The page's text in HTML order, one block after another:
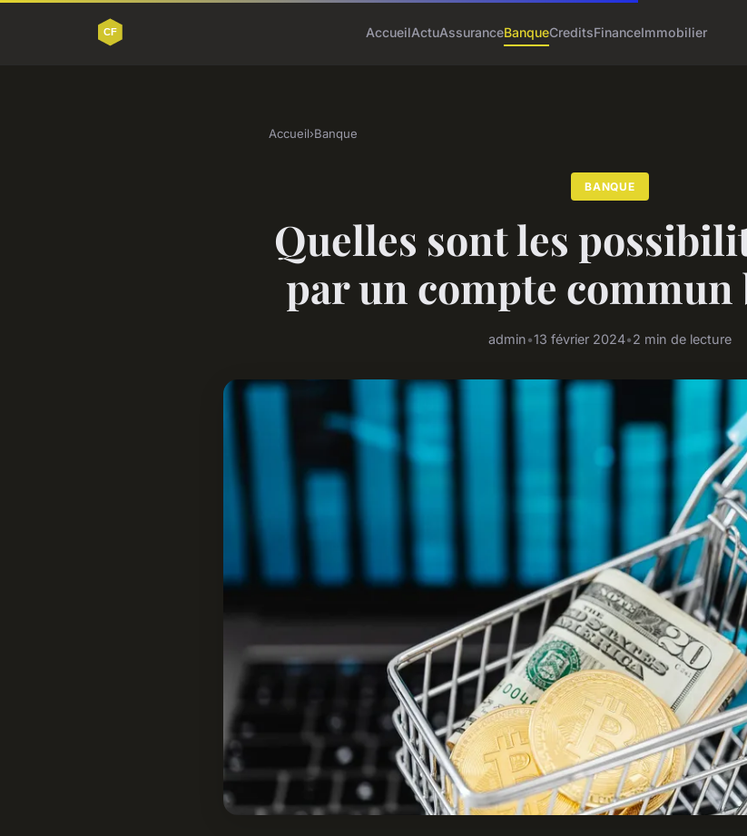
AccueilActuAssuranceBanqueCreditsFinanceImmobilier
Accueil›Banque
BANQUE
Quelles sont les
par un compte commun
admin•13 février 2024•2 min de lecture